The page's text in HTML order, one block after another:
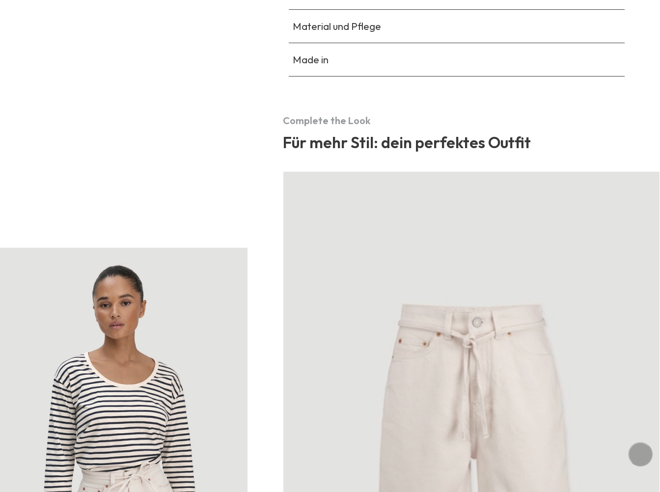
Material und Pflege
Made in
Complete the Look
Für mehr Stil: dein perfektes Outfit